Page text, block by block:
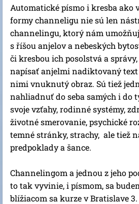
Automatické písmo i kresba ako
formy channeligu nie sú len
channelingu, ktorý nám
s říšou anjelov a nebeských
či kresbou ich posolstvá a
napísať anjelmi nadiktovaný
nimi vnuknutý obraz. Sú tiež
nahliadnuť do seba samých i do
svoje vzťahy, rodinné systémy,
životné smerovanie, psychické
temné stránky, strachy, ale tiež
predpoklady a šance.
Channelingom a jednou z jeho
to tak vyvinie, i písmom, sa
blížiacom sa kurze v Bratislave 3.